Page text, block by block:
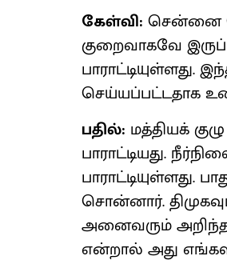
கேள்வி: சென்னை
குறைவாகவே
செய்யப்பட்டதாக
பதில்: மத்தியக்
பாராட்டியது.
பாராட்டியுள்ளது.
சொன்னார்.
அனைவரும்
என்றால் அது